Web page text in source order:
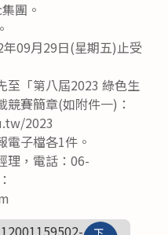
團。
09月29日(星期五)止受
至「第八屆2023 綠色生
賽簡章(如附件一)：
2023
電子檔各1件。
理，電話：06-